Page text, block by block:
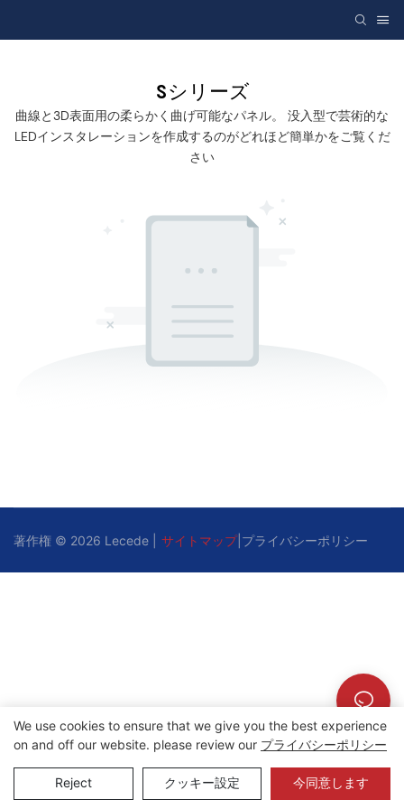
Sシリーズ
曲線と3D表面用の柔らかく曲げ可能なパネル。 没入型で芸術的な
LEDインスタレーションを作成するのがどれほど簡単かをご覧くだ
さい
著作権 © 2026 Lecede | サイトマップ| プライバシーポリシー
We use cookies to ensure that we give you the best experience
on and off our website. please review our プライバシーポリシー
Reject クッキー設定 今同意します